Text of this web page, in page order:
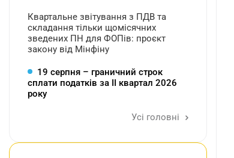
Квартальне звітування з ПДВ та
складання тільки щомісячних
зведених ПН для ФОПів: проєкт
закону від Мінфіну
19 серпня – граничний строк
сплати податків за ІI квартал 2026
року
Усі головні